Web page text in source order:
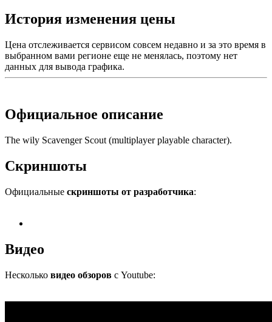
История изменения цены
Цена отслеживается сервисом совсем недавно и за это время в
выбранном вами регионе еще не менялась, поэтому нет
данных для вывода графика.
Официальное описание
The wily Scavenger Scout (multiplayer playable character).
Скриншоты
Официальные скриншоты от разработчика:
Видео
Несколько видео обзоров с Youtube: